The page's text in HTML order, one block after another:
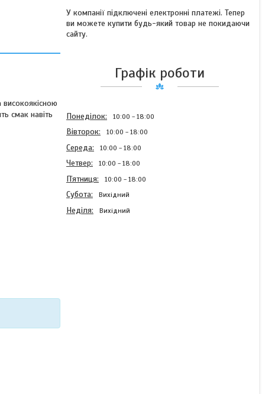
смак навіть
У компанії підключені електронні платежі. Тепер
ви можете купити будь-який товар не покидаючи
сайту.
Графік роботи
Понеділок 10:00 18:00
Вівторок 10:00 18:00
Середа 10:00 18:00
Четвер 10:00 18:00
Пʼятниця 10:00 18:00
Субота Вихідний
Неділя Вихідний